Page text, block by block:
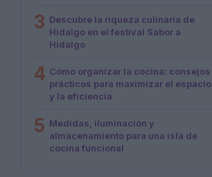
3 Descubre la riqueza culinaria de
Hidalgo en el festival Sabor a
Hidalgo
4 Cómo organizar la cocina: consejos
prácticos para maximizar el espacio
y la eficiencia
5 Medidas, iluminación y
almacenamiento para una isla de
cocina funcional